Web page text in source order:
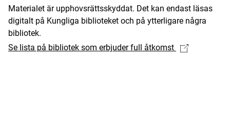
Materialet är upphovsrättsskyddat. Det kan endast läsas
digitalt på Kungliga biblioteket och på ytterligare några
bibliotek.
Se lista på bibliotek som erbjuder full åtkomst